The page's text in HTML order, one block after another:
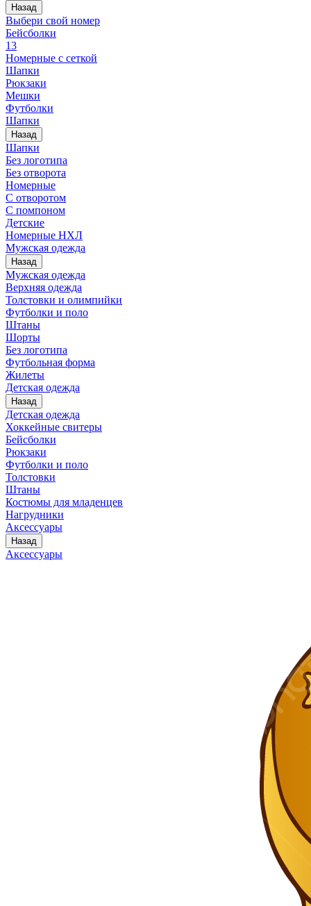
Назад
Выбери свой номер
Бейсболки
13
Номерные с сеткой
Шапки
Рюкзаки
Мешки
Футболки
Шапки
Назад
Шапки
Без логотипа
Без отворота
Номерные
С отворотом
С помпоном
Детские
Номерные НХЛ
Мужская одежда
Назад
Мужская одежда
Верхняя одежда
Толстовки и олимпийки
Футболки и поло
Штаны
Шорты
Без логотипа
Футбольная форма
Жилеты
Детская одежда
Назад
Детская одежда
Хоккейные свитеры
Бейсболки
Рюкзаки
Футболки и поло
Толстовки
Штаны
Костюмы для младенцев
Нагрудники
Аксессуары
Назад
Аксессуары